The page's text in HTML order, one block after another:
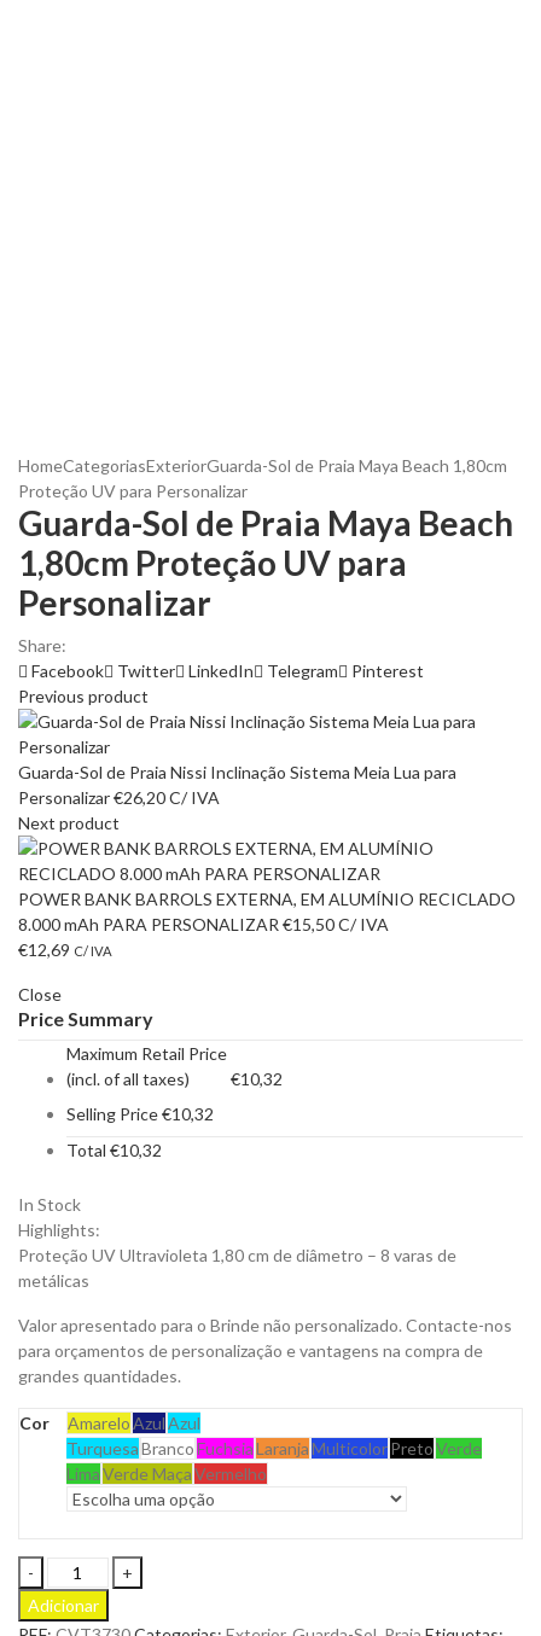
HomeCategoriasExteriorGuarda-Sol de Praia Maya Beach 1,80cm
Proteção UV para Personalizar
Guarda-Sol de Praia Maya Beach
1,80cm Proteção UV para
Personalizar
Share:
Facebook
Twitter LinkedIn Telegram
Pinterest
Previous product
Guarda-Sol de Praia Nissi Inclinação Sistema Meia Lua para
Personalizar€26,20C/ IVA
Next product
POWER BANK BARROLS EXTERNA, EM ALUMÍNIO RECICLADO
8.000 mAh PARA PERSONALIZAR €15,50C/ IVA
€12,69 C/ IVA
Close
Price Summary
Maximum Retail Price
(incl. of all taxes)
€10,32
Selling Price€10,32
Total €10,32
In Stock
Highlights:
Proteção UV Ultravioleta 1,80 cm de diâmetro – 8 varas de
metálicas
Valor apresentado para o Brinde não personalizado. Contacte-nos
para orçamentos de personalização e vantagens na compra de
grandes quantidades.
Cor AmareloAzulAzul
TurquesaBrancoFuchsiaLaranjaMulticolorPretoVerde
LimaVerde MaçaVermelho
Guarda-
Sol
de
Adicionar